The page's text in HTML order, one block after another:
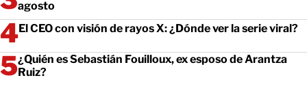
agosto
El CEO con visión de rayos X: ¿Dónde ver la serie viral?
¿Quién es Sebastián Fouilloux, ex esposo de Arantza
Ruiz?